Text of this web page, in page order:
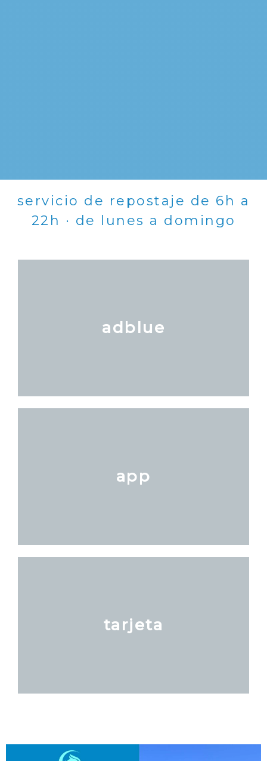
servicio de repostaje de 6h a
22h · de lunes a domingo
adblue
app
tarjeta